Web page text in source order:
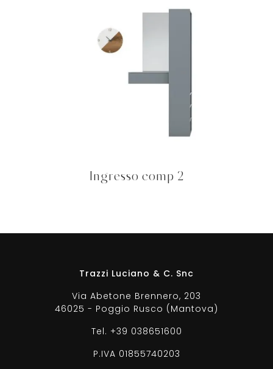
Ingresso comp 2
Trazzi Luciano & C. Snc
Via Abetone Brennero, 203
46025 - Poggio Rusco (Mantova)
Tel. +39 038651600
P.IVA 01855740203